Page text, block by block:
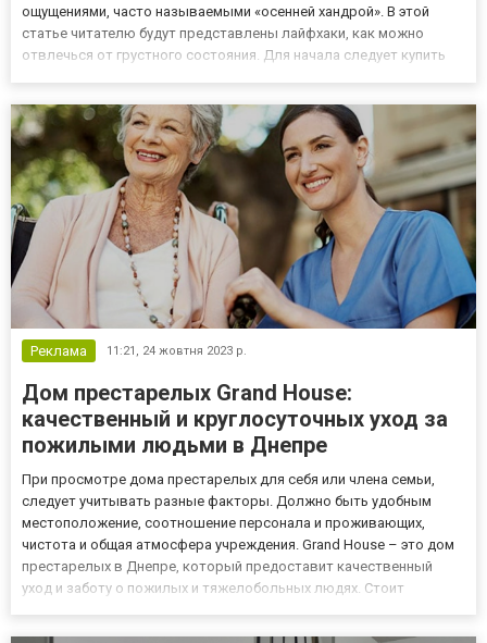
ощущениями, часто называемыми «осенней хандрой». В этой
статье читателю будут представлены лайфхаки, как можно
отвлечься от грустного состояния. Для начала следует купить
Реклама 11:21, 24 жовтня 2023 р.
Дом престарелых Grand House:
качественный и круглосуточных уход за
пожилыми людьми в Днепре
При просмотре дома престарелых для себя или члена семьи,
следует учитывать разные факторы. Должно быть удобным
местоположение, соотношение персонала и проживающих,
чистота и общая атмосфера учреждения. Grand House – это дом
престарелых в Днепре, который предоставит качественный
уход и заботу о пожилых и тяжелобольных людях. Стоит